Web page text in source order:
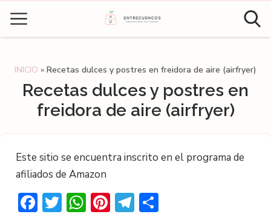
INICIO » Recetas dulces y postres en freidora de aire (airfryer)
Recetas dulces y postres en
freidora de aire (airfryer)
Este sitio se encuentra inscrito en el programa de
afiliados de Amazon
Facebook
Twitter
WhatsApp
Pinterest
Telegram
Compartir